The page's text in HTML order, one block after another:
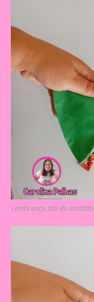
Lembrança dia do soldado